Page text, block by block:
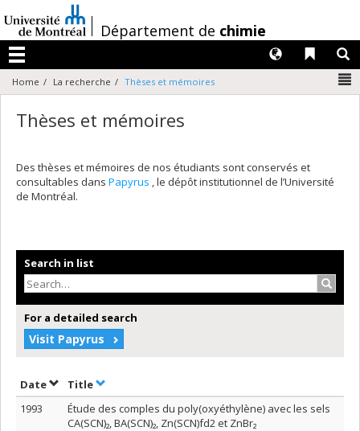
au
contenu
/Département de chimie
Menu
Liens
Langues
Home La recherche Thèses et mémoires
Thèses et mémoires
Des thèses et mémoires de nos étudiants sont conservés et
consultables dans Papyrus , le dépôt institutionnel de l’Université
de Montréal.
Search in list
For a detailed search
Visit Papyrus
DateSort by date in ascending order
TitleSort by title in ascending order
1993
Étude des comples du poly(oxyéthylène) avec les sels
CA(SCN)₂, BA(SCN)₂, Zn(SCN)fd2 et ZnBr₂